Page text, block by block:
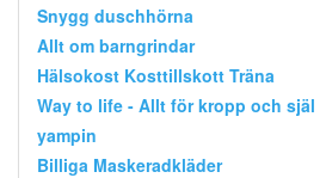
Snygg duschhörna
Allt om barngrindar
Hälsokost Kosttillskott Träna
Way to life - Allt för kropp och själ
yampin
Billiga Maskeradkläder